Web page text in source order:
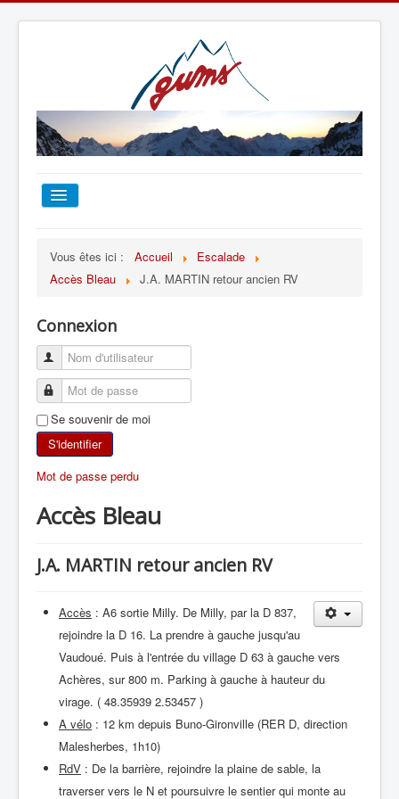
TOUT SUR LE GUMS
ESCALADE
ALPINISME
SKI DE RANDONNÉE
RANDONNÉE SPORTIVE
Vous êtes ici : Accueil
Escalade
Accès Bleau
J.A. MARTIN retour ancien RV
Connexion
Se souvenir de moi
S'identifier
Mot de passe perdu
Accès Bleau
J.A. MARTIN retour ancien RV
Accès : A6 sortie Milly. De Milly, par la D 837,
rejoindre la D 16. La prendre à gauche jusqu'au
Vaudoué. Puis à l'entrée du village D 63 à gauche vers
Achères, sur 800 m. Parking à gauche à hauteur du
virage. ( 48.35939 2.53457 )
A vélo : 12 km depuis Buno-Gironville (RER D, direction
Malesherbes, 1h10)
RdV : De la barrière, rejoindre la plaine de sable, la
traverser vers le N et poursuivre le sentier qui monte au